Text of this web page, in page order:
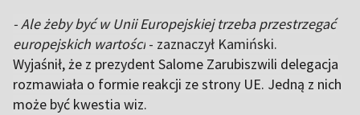
- Ale żeby być w Unii Europejskiej trzeba przestrzegać
europejskich wartości - zaznaczył Kamiński.
Wyjaśnił, że z prezydent Salome Zarubiszwili delegacja
rozmawiała o formie reakcji ze strony UE. Jedną z nich
może być kwestia wiz.